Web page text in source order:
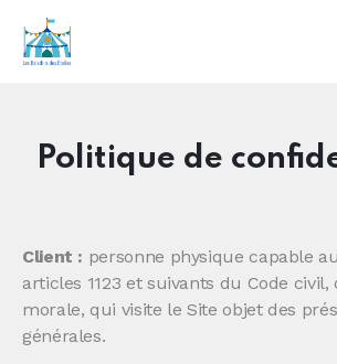
Politique de
Client : personne physique capable
articles 1123 et suivants du Code civil,
morale, qui visite le Site objet des
générales.